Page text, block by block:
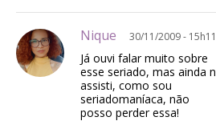
Nique 30/11/2009 - 15h11
Já ouvi falar muito sobre
esse seriado, mas ainda n
assisti, como sou
seriadomaníaca, não
posso perder essa!